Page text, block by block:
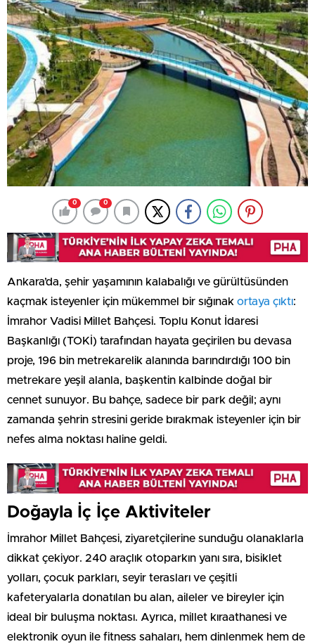
0 0
Ankara’da, şehir yaşamının kalabalığı ve gürültüsünden
kaçmak isteyenler için mükemmel bir sığınak ortaya çıktı:
İmrahor Vadisi Millet Bahçesi. Toplu Konut İdaresi
Başkanlığı (TOKİ) tarafından hayata geçirilen bu devasa
proje, 196 bin metrekarelik alanında barındırdığı 100 bin
metrekare yeşil alanla, başkentin kalbinde doğal bir
cennet sunuyor. Bu bahçe, sadece bir park değil; aynı
zamanda şehrin stresini geride bırakmak isteyenler için bir
nefes alma noktası haline geldi.
Doğayla İç İçe Aktiviteler
İmrahor Millet Bahçesi, ziyaretçilerine sunduğu olanaklarla
dikkat çekiyor. 240 araçlık otoparkın yanı sıra, bisiklet
yolları, çocuk parkları, seyir terasları ve çeşitli
kafeteryalarla donatılan bu alan, aileler ve bireyler için
ideal bir buluşma noktası. Ayrıca, millet kıraathanesi ve
elektronik oyun ile fitness sahaları, hem dinlenmek hem de